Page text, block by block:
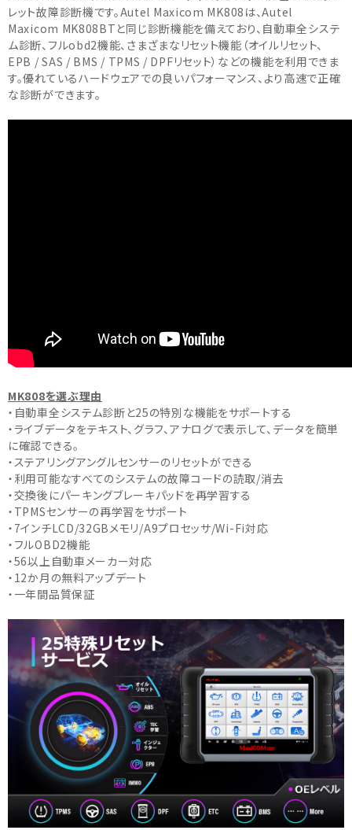
レット故障診断機です。Autel Maxicom MK808は、Autel
Maxicom MK808BTと同じ診断機能を備えており、自動車全システ
ム診断、フルobd2機能、さまざまなリセット機能（オイルリセット、
EPB / SAS / BMS / TPMS / DPFリセット）などの機能を利用できま
す。優れているハードウェアでの良いパフォーマンス、より高速で正確
な診断ができます。
MK808を選ぶ理由
・自動車全システム診断と25の特別な機能をサポートする
・ライブデータをテキスト、グラフ、アナログで表示して、データを簡単
に確認できる。
・ステアリングアングルセンサーのリセットができる
・利用可能なすべてのシステムの故障コードの読取/消去
・交換後にパーキングブレーキパッドを再学習する
・TPMSセンサーの再学習をサポート
・7インチLCD/32GBメモリ/A9プロセッサ/Wi-Fi対応
・フルOBD2機能
・56以上自動車メーカー対応
・12か月の無料アップデート
・一年間品質保証